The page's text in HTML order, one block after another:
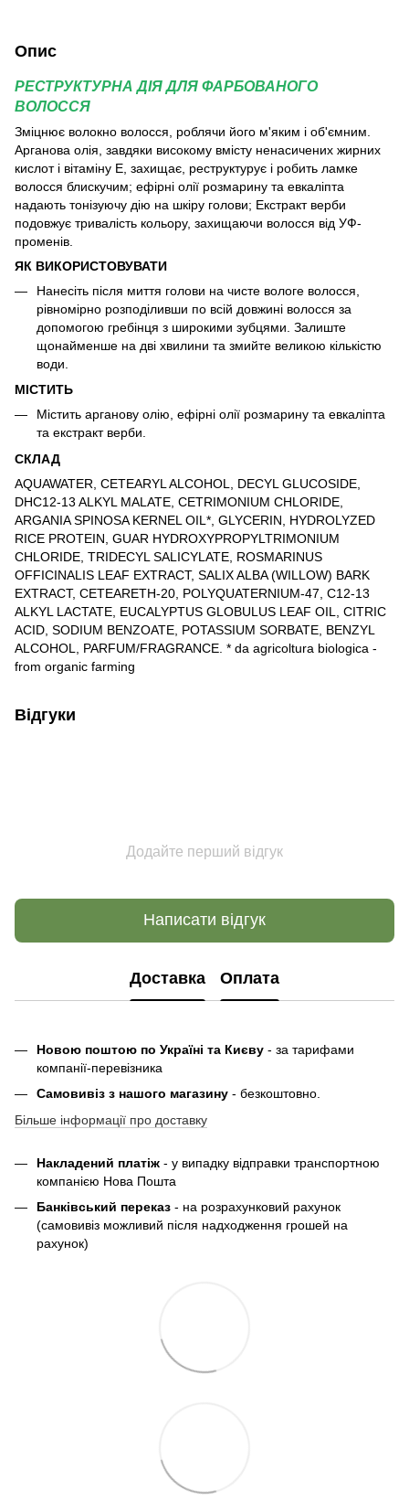
Опис
РЕСТРУКТУРНА ДІЯ ДЛЯ ФАРБОВАНОГО
ВОЛОССЯ
Зміцнює волокно волосся, роблячи його м'яким і об'ємним.
Арганова олія, завдяки високому вмісту ненасичених жирних
кислот і вітаміну Е, захищає, реструктурує і робить ламке
волосся блискучим; ефірні олії розмарину та евкаліпта
надають тонізуючу дію на шкіру голови; Екстракт верби
подовжує тривалість кольору, захищаючи волосся від УФ-
променів.
ЯК ВИКОРИСТОВУВАТИ
Нанесіть після миття голови на чисте вологе волосся,
рівномірно розподіливши по всій довжині волосся за
допомогою гребінця з широкими зубцями. Залиште
щонайменше на дві хвилини та змийте великою кількістю
води.
МІСТИТЬ
Містить арганову олію, ефірні олії розмарину та евкаліпта
та екстракт верби.
СКЛАД
AQUAWATER, CETEARYL ALCOHOL, DECYL GLUCOSIDE,
DHC12-13 ALKYL MALATE, CETRIMONIUM CHLORIDE,
ARGANIA SPINOSA KERNEL OIL*, GLYCERIN, HYDROLYZED
RICE PROTEIN, GUAR HYDROXYPROPYLTRIMONIUM
CHLORIDE, TRIDECYL SALICYLATE, ROSMARINUS
OFFICINALIS LEAF EXTRACT, SALIX ALBA (WILLOW) BARK
EXTRACT, CETEARETH-20, POLYQUATERNIUM-47, C12-13
ALKYL LACTATE, EUCALYPTUS GLOBULUS LEAF OIL, CITRIC
ACID, SODIUM BENZOATE, POTASSIUM SORBATE, BENZYL
ALCOHOL, PARFUM/FRAGRANCE. * da agricoltura biologica -
from organic farming
Відгуки
Додайте перший відгук
Написати відгук
Доставка Оплата
Новою поштою по Україні та Києву - за тарифами
компанії-перевізника
Самовивіз з нашого магазину - безкоштовно.
Більше інформації про доставку
Накладений платіж - у випадку відправки транспортною
компанією Нова Пошта
Банківський переказ - на розрахунковий рахунок
(самовивіз можливий після надходження грошей на
рахунок)